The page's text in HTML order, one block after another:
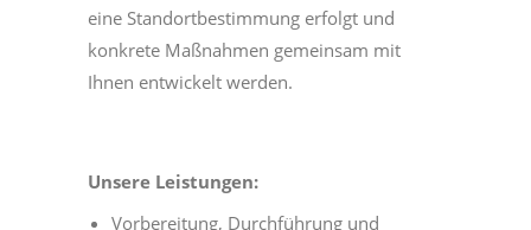
eine Standortbestimmung erfolgt und
konkrete Maßnahmen gemeinsam mit
Ihnen entwickelt werden.
Unsere Leistungen:
Vorbereitung, Durchführung und